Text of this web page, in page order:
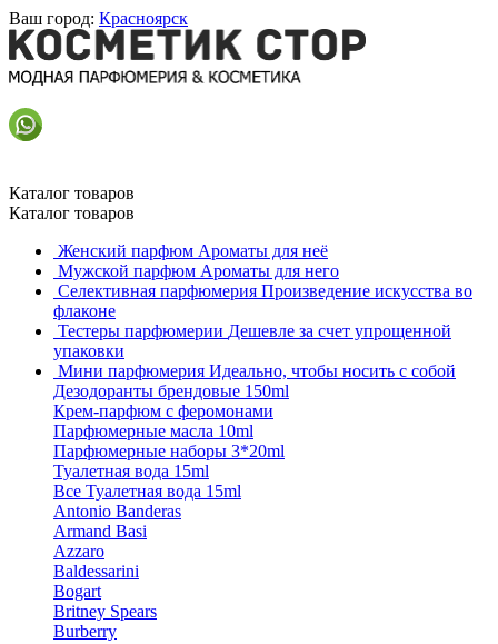
Ваш город: Красноярск
Каталог товаров
Каталог товаров
Женский парфюм Ароматы для неё
Мужской парфюм Ароматы для него
Селективная парфюмерия Произведение искусства во
флаконе
Тестеры парфюмерии Дешевле за счет упрощенной
упаковки
Мини парфюмерия Идеально, чтобы носить с собой
Дезодоранты брендовые 150ml
Крем-парфюм с феромонами
Парфюмерные масла 10ml
Парфюмерные наборы 3*20ml
Туалетная вода 15ml
Все Туалетная вода 15ml
Antonio Banderas
Armand Basi
Azzaro
Baldessarini
Bogart
Britney Spears
Burberry